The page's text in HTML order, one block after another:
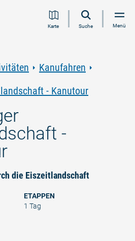
Inhalt
Navigation
Volltextsuche
FooterKarte Suche Menü
Kanufahren
- Kanutour
-
die Eiszeitlandschaft
ETAPPEN
1 Tag